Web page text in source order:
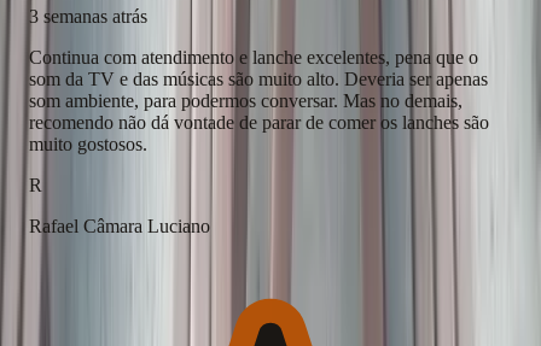
3 semanas atrás
Continua com atendimento e lanche excelentes, pena que o
som da TV e das músicas são muito alto. Deveria ser apenas
som ambiente, para podermos conversar. Mas no demais,
recomendo não dá vontade de parar de comer os lanches são
muito gostosos.
R
Rafael Câmara Luciano